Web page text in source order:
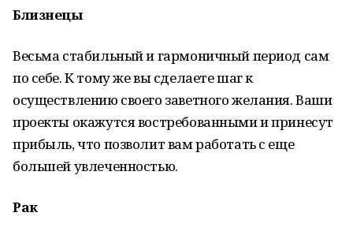
Близнецы
Весьма стабильный и гармоничный период сам
по себе. К тому же вы сделаете шаг к
осуществлению своего заветного желания. Ваши
проекты окажутся востребованными и принесут
прибыль, что позволит вам работать с еще
большей увлеченностью.
Рак